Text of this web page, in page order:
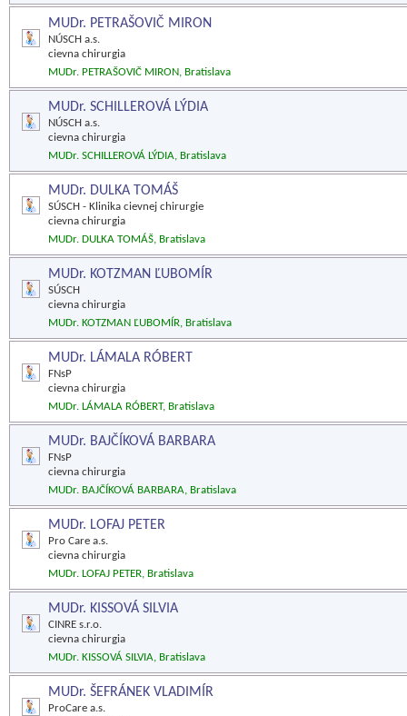
MUDr. PETRAŠOVIČ MIRON
NÚSCH a.s.
cievna chirurgia
MUDr. PETRAŠOVIČ MIRON, Bratislava
MUDr. SCHILLEROVÁ LÝDIA
NÚSCH a.s.
cievna chirurgia
MUDr. SCHILLEROVÁ LÝDIA, Bratislava
MUDr. DULKA TOMÁŠ
SÚSCH - Klinika cievnej chirurgie
cievna chirurgia
MUDr. DULKA TOMÁŠ, Bratislava
MUDr. KOTZMAN ĽUBOMÍR
SÚSCH
cievna chirurgia
MUDr. KOTZMAN ĽUBOMÍR, Bratislava
MUDr. LÁMALA RÓBERT
FNsP
cievna chirurgia
MUDr. LÁMALA RÓBERT, Bratislava
MUDr. BAJČÍKOVÁ BARBARA
FNsP
cievna chirurgia
MUDr. BAJČÍKOVÁ BARBARA, Bratislava
MUDr. LOFAJ PETER
Pro Care a.s.
cievna chirurgia
MUDr. LOFAJ PETER, Bratislava
MUDr. KISSOVÁ SILVIA
CINRE s.r.o.
cievna chirurgia
MUDr. KISSOVÁ SILVIA, Bratislava
MUDr. ŠEFRÁNEK VLADIMÍR
ProCare a.s.